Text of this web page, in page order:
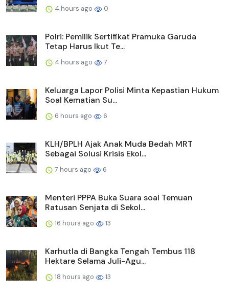
4 hours ago 0
Polri: Pemilik Sertifikat Pramuka Garuda
Tetap Harus Ikut Te...
4 hours ago 7
Keluarga Lapor Polisi Minta Kepastian Hukum
Soal Kematian Su...
6 hours ago 6
KLH/BPLH Ajak Anak Muda Bedah MRT
Sebagai Solusi Krisis Ekol...
7 hours ago 6
Menteri PPPA Buka Suara soal Temuan
Ratusan Senjata di Sekol...
16 hours ago 13
Karhutla di Bangka Tengah Tembus 118
Hektare Selama Juli-Agu...
18 hours ago 13